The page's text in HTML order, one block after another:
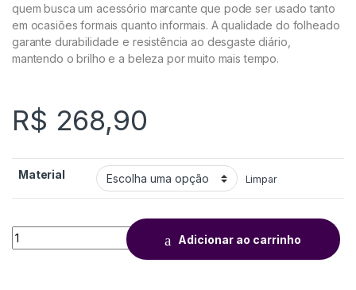
quem busca um acessório marcante que pode ser usado tanto
em ocasiões formais quanto informais. A qualidade do folheado
garante durabilidade e resistência ao desgaste diário,
mantendo o brilho e a beleza por muito mais tempo.
R$ 268,90
Material Limpar
Adicionar ao carrinho